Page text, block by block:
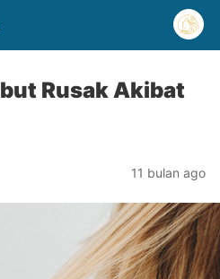
Rusak Akibat
11 bulan ago